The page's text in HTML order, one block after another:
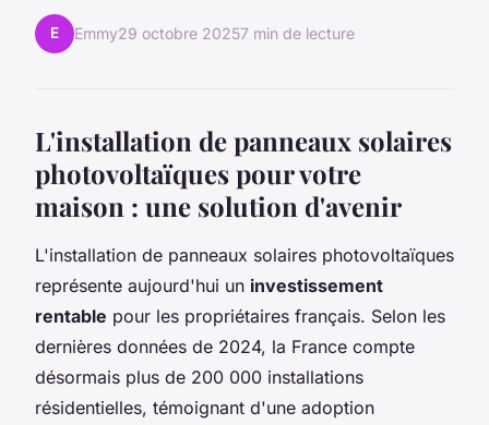
E Emmy29 octobre 20257 min de lecture
L'installation de panneaux solaires
photovoltaïques pour votre
maison : une solution d'avenir
L'installation de panneaux solaires photovoltaïques
représente aujourd'hui un investissement
rentable pour les propriétaires français. Selon les
dernières données de 2024, la France compte
désormais plus de 200 000 installations
résidentielles, témoignant d'une adoption